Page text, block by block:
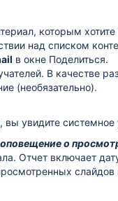
которым хотите
над списком
в окне Поделиться.
В качестве
(необязательно).
вы увидите
о
Отчет включает
слайдов